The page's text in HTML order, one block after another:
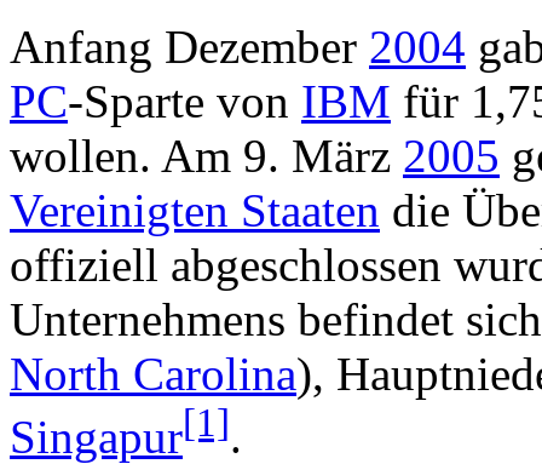
Anfang Dezember 2004
PC-Sparte von IBM für
wollen. Am 9. März 2005
Vereinigten Staaten die
offiziell abgeschlossen
Unternehmens befindet
North Carolina),
Singapur[1].